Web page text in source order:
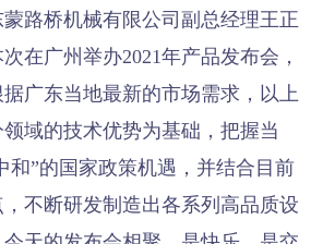
路桥机械有限公司副总经理王正
在广州举办2021年产品发布会，
广东当地最新的市场需求，以上
域的技术优势为基础，把握当
和”的国家政策机遇，并结合目前
不断研发制造出各系列高品质设